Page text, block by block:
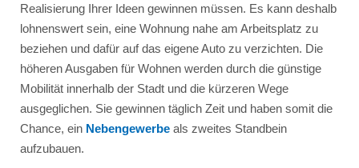
Realisierung Ihrer Ideen gewinnen müssen. Es kann deshalb
lohnenswert sein, eine Wohnung nahe am Arbeitsplatz zu
beziehen und dafür auf das eigene Auto zu verzichten. Die
höheren Ausgaben für Wohnen werden durch die günstige
Mobilität innerhalb der Stadt und die kürzeren Wege
ausgeglichen. Sie gewinnen täglich Zeit und haben somit die
Chance, ein Nebengewerbeals zweites Standbein
aufzubauen.